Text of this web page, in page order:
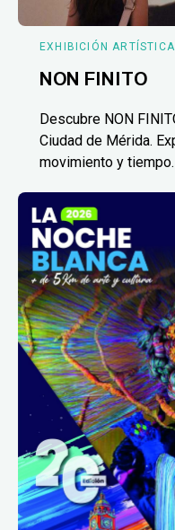
EXHIBICIÓN ARTÍSTICA
NON FINITO
Descubre NON
Ciudad de Mérida.
movimiento y tiempo.